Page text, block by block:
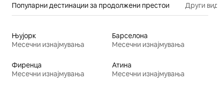
Популарни дестинации за продолжени престои Други
Њујорк
Месечни изнајмувања
Барселона
Месечни изнајмувања
Фиренца
Месечни изнајмувања
Атина
Месечни изнајмувања